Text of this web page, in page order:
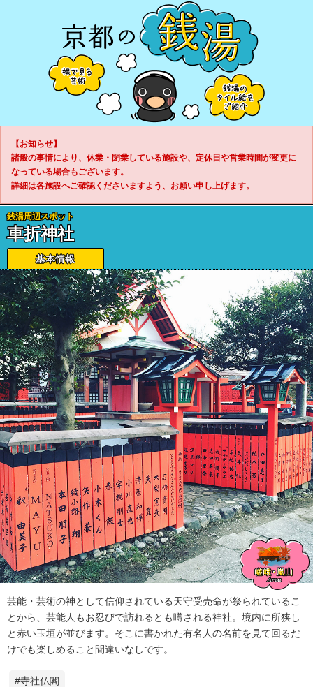
【お知らせ】
諸般の事情により、休業・閉業している施設や、定休日や営業時間が変更に
なっている場合もございます。
詳細は各施設へご確認くださいますよう、お願い申し上げます。
銭湯周辺スポット
車折神社
芸能・芸術の神として信仰されている天守受売命が祭られているこ
とから、芸能人もお忍びで訪れるとも噂される神社。境内に所狭し
と赤い玉垣が並びます。そこに書かれた有名人の名前を見て回るだ
けでも楽しめること間違いなしです。
#寺社仏閣